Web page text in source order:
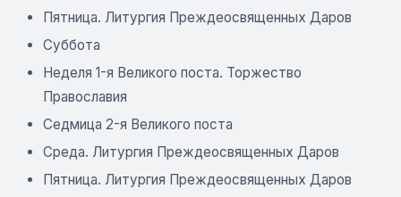
Пятница. Литургия Преждеосвященных Даров
Суббота
Неделя 1-я Великого поста. Торжество
Православия
Седмица 2-я Великого поста
Среда. Литургия Преждеосвященных Даров
Пятница. Литургия Преждеосвященных Даров